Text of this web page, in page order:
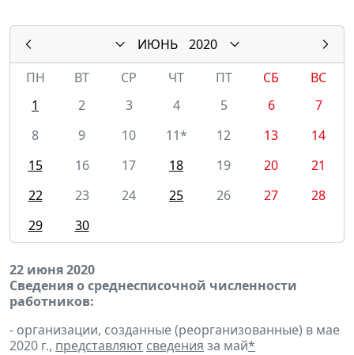
ИЮНЬ
2020
ПН
ВТ СР ЧТ ПТ СБ
ВС
1
2 3 4 5 6
7
8
9 10 11* 12 13
14
15
16 17 18 19 20
21
22
23 24 25 26 27
28
29
30
22 июня 2020
Сведения о среднесписочной численности
работников:
- организации, созданные (реорганизованные) в мае
2020 г., представляют сведения за май*